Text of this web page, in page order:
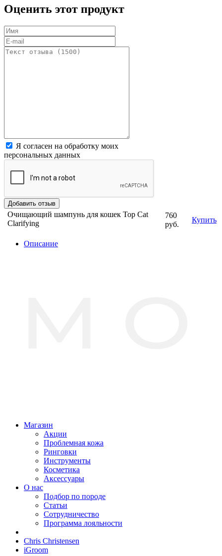
Оценить этот продукт
Я согласен на обработку моих
персональных данных
Очищающий шампунь для кошек Top Cat
Clarifying
760
руб.
Купить
Описание
Магазин
Акции
Проблемная кожа
Ринговки
Инструменты
Косметика
Аксессуары
О нас
Подбор по породе
Статьи
Сотрудничество
Программа лояльности
Chris Christensen
iGroom